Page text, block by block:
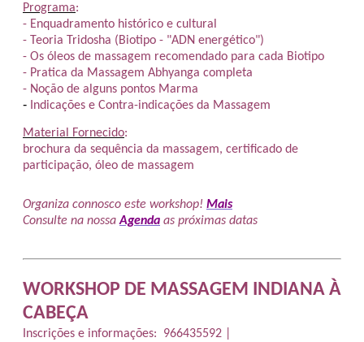
Programa:
- Enquadramento histórico e cultural
- Teoria Tridosha (Biotipo - "ADN energético")
- Os óleos de massagem recomendado para cada Biotipo
- Pratica da Massagem Abhyanga completa
- Noção de alguns pontos Marma
- Indicações e Contra-indicações da Massagem
Material Fornecido:
brochura da sequência da massagem, certificado de
participação, óleo de massagem
Organiza connosco este workshop! Mais
Consulte na nossaAgenda as próximas datas
WORKSHOP DE MASSAGEM INDIANA À
CABEÇA
Inscrições e informações: 966435592